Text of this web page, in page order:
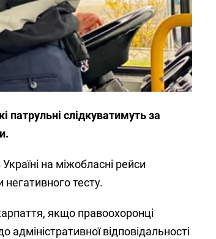
патрульні слідкуватимуть за
на міжобласні рейси
негативного тесту.
якщо правоохоронці
відповідальності